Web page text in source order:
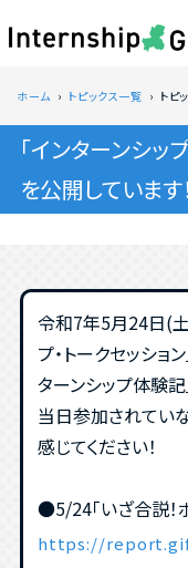
ホーム トピックス一覧 トピ
「インターンシッ
を公開しています
令和7年5月24日(土
プ・トークセッショ
ターンシップ体験記
当日参加されてい
感じてください！
●5/24「いざ合説！
https://